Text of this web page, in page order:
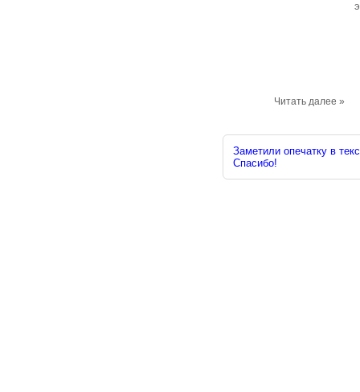
Читать далее »
Заметили опечатку в
Спасибо!